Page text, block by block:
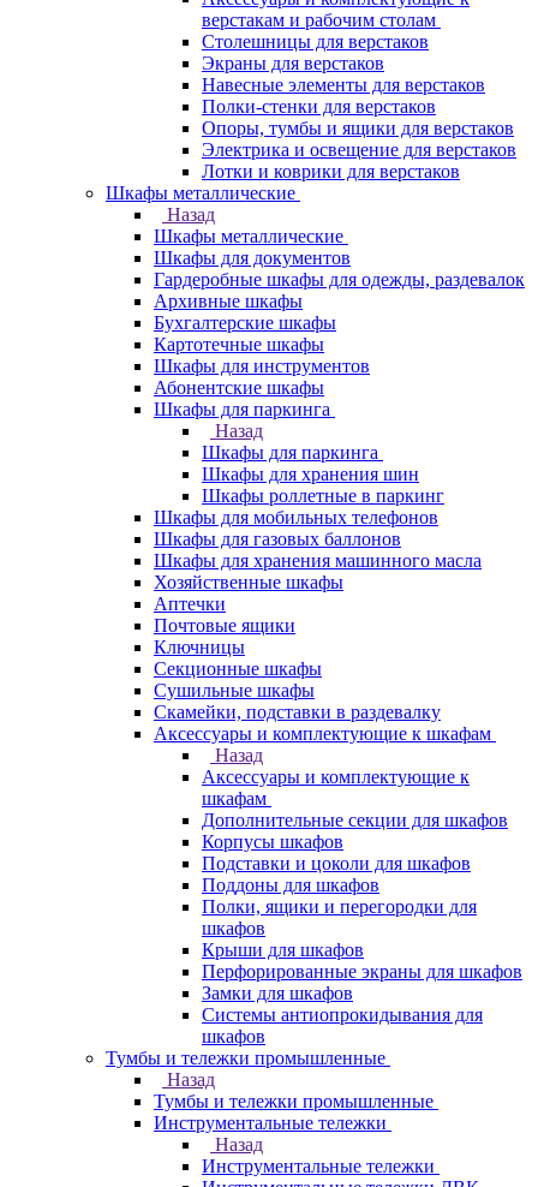
верстакам и рабочим столам
Столешницы для верстаков
Экраны для верстаков
Навесные элементы для верстаков
Полки-стенки для верстаков
Опоры, тумбы и ящики для верстаков
Электрика и освещение для верстаков
Лотки и коврики для верстаков
Шкафы металлические
Назад
Шкафы металлические
Шкафы для документов
Гардеробные шкафы для одежды, раздевалок
Архивные шкафы
Бухгалтерские шкафы
Картотечные шкафы
Шкафы для инструментов
Абонентские шкафы
Шкафы для паркинга
Назад
Шкафы для паркинга
Шкафы для хранения шин
Шкафы роллетные в паркинг
Шкафы для мобильных телефонов
Шкафы для газовых баллонов
Шкафы для хранения машинного масла
Хозяйственные шкафы
Аптечки
Почтовые ящики
Ключницы
Секционные шкафы
Сушильные шкафы
Скамейки, подставки в раздевалку
Аксессуары и комплектующие к шкафам
Назад
Аксессуары и комплектующие к
шкафам
Дополнительные секции для шкафов
Корпусы шкафов
Подставки и цоколи для шкафов
Поддоны для шкафов
Полки, ящики и перегородки для
шкафов
Крыши для шкафов
Перфорированные экраны для шкафов
Замки для шкафов
Системы антиопрокидывания для
шкафов
Тумбы и тележки промышленные
Назад
Тумбы и тележки промышленные
Инструментальные тележки
Назад
Инструментальные тележки